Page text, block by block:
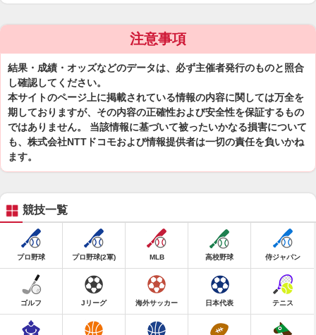
注意事項
結果・成績・オッズなどのデータは、必ず主催者発行のものと照合
し確認してください。
本サイトのページ上に掲載されている情報の内容に関しては万全を
期しておりますが、その内容の正確性および安全性を保証するもの
ではありません。 当該情報に基づいて被ったいかなる損害について
も、株式会社NTTドコモおよび情報提供者は一切の責任を負いかね
ます。
競技一覧
プロ野球 プロ野球(2軍) MLB 高校野球 侍ジャパン
ゴルフ Jリーグ 海外サッカー 日本代表 テニス